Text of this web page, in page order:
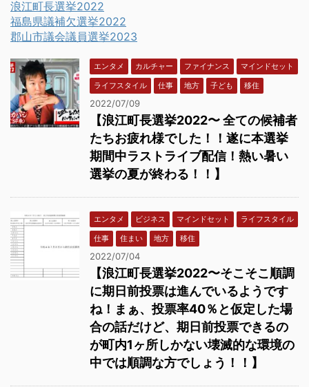
浪江町長選挙2022
福島県議補欠選挙2022
郡山市議会議員選挙2023
エンタメ カルチャー ファイナンス
マインドセット
ライフスタイル
仕事 地方 子ども 移住
2022/07/09
【浪江町長選挙2022〜 全ての候補者
たちお疲れ様でした！！遂に本選挙
期間中ラストライブ配信！熱い暑い
選挙の夏が終わる！！】
エンタメ ビジネス マインドセット
ライフスタイル
仕事
住まい 地方 移住
2022/07/04
【浪江町長選挙2022〜そこそこ順調
に期日前投票は進んでいるようです
ね！まぁ、投票率40％と仮定した場
合の話だけど、期日前投票できるの
が町内1ヶ所しかない壊滅的な環境の
中では順調な方でしょう！！】